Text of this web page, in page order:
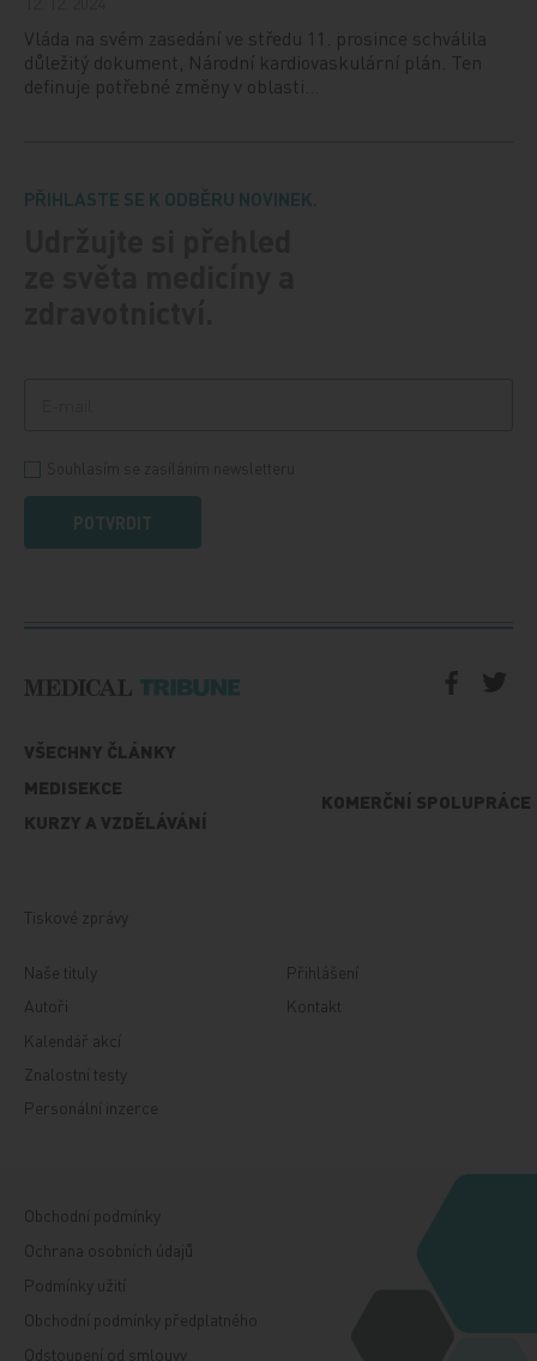
Vláda na svém zasedání ve středu 11. prosince schválila
důležitý dokument, Národní kardiovaskulární plán. Ten
definuje potřebné změny v oblasti…
PŘIHLASTE SE K ODBĚRU NOVINEK.
POTVRDIT
VŠECHNY ČLÁNKY
MEDISEKCE
KURZY A VZDĚLÁVÁNÍ
KOMERČNÍ SPOLUPRÁCE
Tiskové zprávy
Naše tituly
Autoři
Kalendář akcí
Znalostní testy
Personální inzerce
Přihlášení
Kontakt
Obchodní podmínky
Ochrana osobních údajů
Podmínky užití
Obchodní podmínky předplatného
Odstoupení od smlouvy